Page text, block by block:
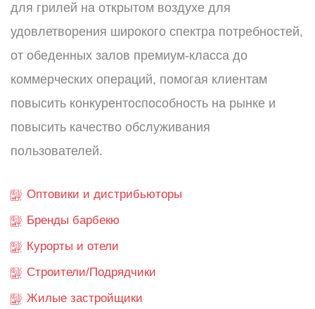
для грилей на открытом воздухе для
удовлетворения широкого спектра потребностей,
от обеденных залов премиум-класса до
коммерческих операций, помогая клиентам
повысить конкурентоспособность на рынке и
повысить качество обслуживания
пользователей.
Оптовики и дистрибьюторы
Бренды барбекю
Курорты и отели
Строители/Подрядчики
Жилые застройщики